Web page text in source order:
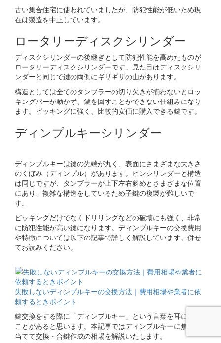
古い集合住宅に使われていましたが、防犯性能が低いため現
在は製造を中止しています。
ロータリーディスクシリンダー
ディスクシリンダーの後継ぎとして防犯性能を高めたものが
ロータリーディスクシリンダーです。見た目はディスクシリ
ンダーと同じで鍵の両側にギザギザの山があります。
構造としては全てのタンブラーの切り欠きが揃わないとロッ
キングバーが動かず、鍵を回すことができない仕組みになり
ます。ピッキングに強く、比較的安価に購入できる鍵です。
ディンプルキーシリンダー
ディンプルキーは鍵の先端が丸く、表面にさまざまな大きさ
のくぼみ（ディンプル）があります。ピンシリンダーと構造
は同じですが、タンブラーが上下左右斜めとさまざまな位置
にあり、複雑な構造をしているため子鍵の複製が難しいで
す。
ピッキングだけでなくドリリングなどの破壊にも強く、非常
に防犯性能が高い鍵になります。ディンプルキーの交換費用
や特徴については以下の記事で詳しく解説しています。併せ
てお読みください。
失敗しないディンプルキーの交換方法｜費用相場や業者に依
頼するときポイント
鍵交換をする際に「ディンプルキー」という言葉を耳にする
ことがあると思います。本記事ではディンプルキーに焦点を
当てて交換・合鍵作成の相場を解説いたします。